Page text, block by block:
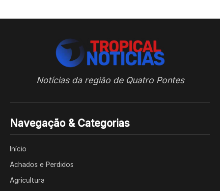
Notícias da região de Quatro Pontes
Navegação & Categorias
Início
Achados e Perdidos
Agricultura